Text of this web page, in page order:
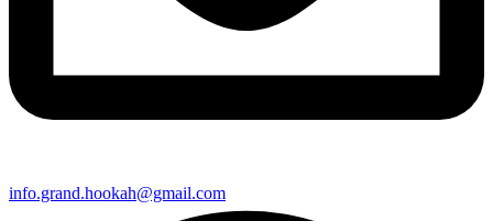
info.grand.hookah@gmail.com